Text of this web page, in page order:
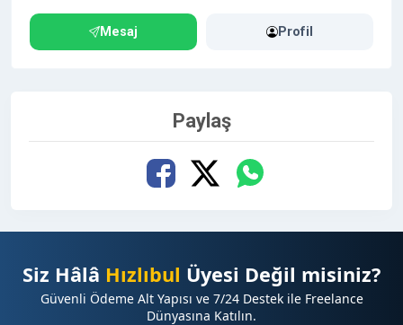
Mesaj Profil
Paylaş
Siz Hâlâ Hızlıbul Üyesi Değil misiniz?
Güvenli Ödeme Alt Yapısı ve 7/24 Destek ile Freelance
Dünyasına Katılın.